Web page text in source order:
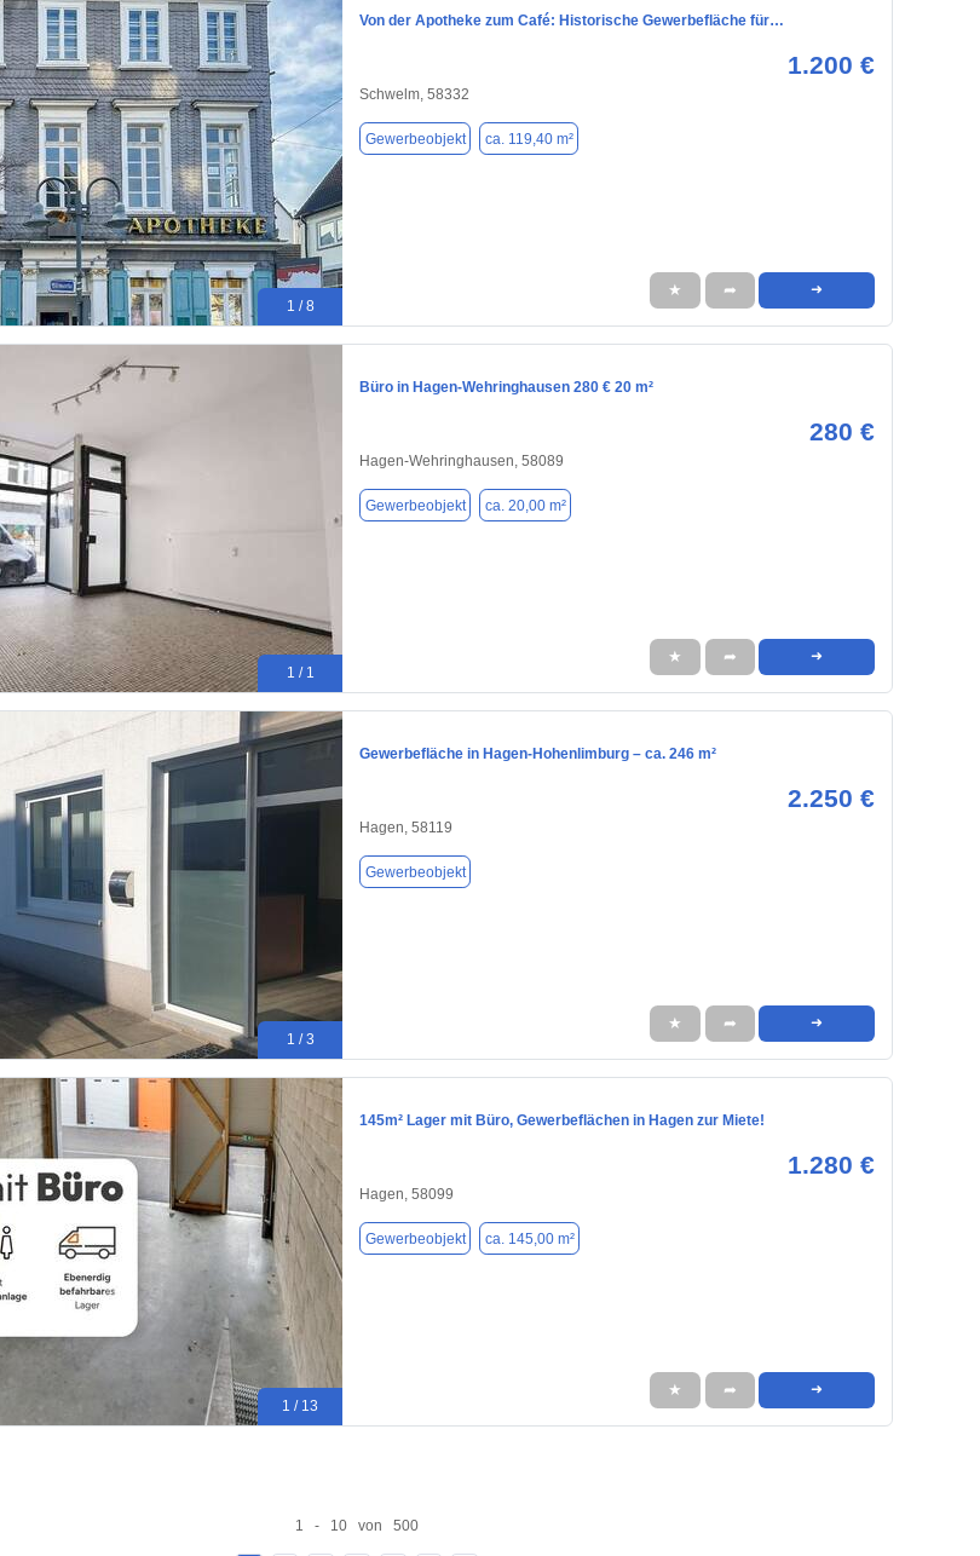
1 / 8
Von der Apotheke zum Café: Historische Gewerbefläche für…
1.200 €
Schwelm, 58332
Gewerbeobjekt ca. 119,40 m²
★ ➦ ➜
1 / 1
Büro in Hagen-Wehringhausen 280 € 20 m²
280 €
Hagen-Wehringhausen, 58089
Gewerbeobjekt ca. 20,00 m²
★ ➦ ➜
1 / 3
Gewerbefläche in Hagen-Hohenlimburg – ca. 246 m²
2.250 €
Hagen, 58119
Gewerbeobjekt
★ ➦ ➜
1 / 13
145m² Lager mit Büro, Gewerbeflächen in Hagen zur Miete!
1.280 €
Hagen, 58099
Gewerbeobjekt ca. 145,00 m²
★ ➦ ➜
1 - 10 von 500